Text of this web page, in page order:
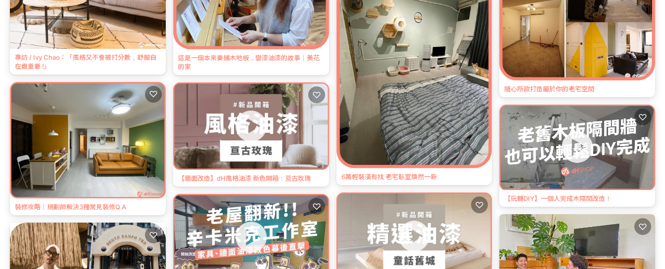
專訪 / Ivy Chao：「風格又不會被打分數，舒服自
在最重要 !」
裝修攻略｜規劃師解決3種常見裝修Q A
♡
這是一個本來要鋪木地板，變漆油漆的故事｜美花
的家
6萬輕裝潢有找 老宅臥室煥然一新
隨心所欲打造屬於你的老宅空間
♡
【牆面改造】dH風格油漆 新色開箱：亘古玫瑰
♡
♡
【玩轉DIY】一個人完成木隔間改造！
♡
♡
♡